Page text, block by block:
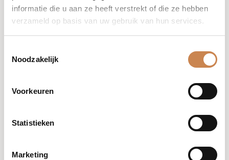
informatie die u aan ze heeft verstrekt of die ze hebben
verzameld op basis van uw gebruik van hun services.
Noodzakelijk
Voorkeuren
Statistieken
Marketing
Soothing Lips Kalahari